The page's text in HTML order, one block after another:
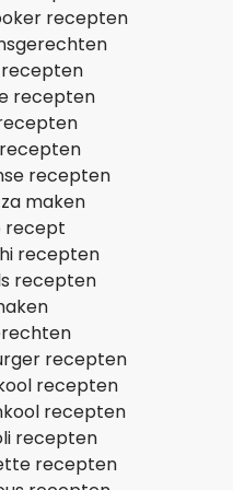
recepten
recepten
recepten
maken
recept
recepten
recepten
recepten
recepten
recepten
recepten
recepten